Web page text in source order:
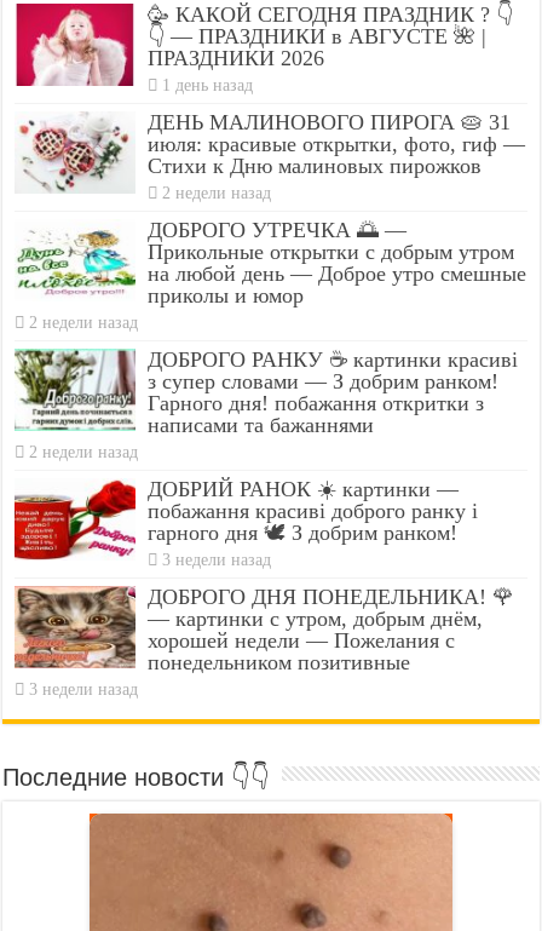
🥳 КАКОЙ СЕГОДНЯ ПРАЗДНИК ? 👇
👇 — ПРАЗДНИКИ в АВГУСТЕ 🌺 |
ПРАЗДНИКИ 2026
1 день назад
ДЕНЬ МАЛИНОВОГО ПИРОГА 🥧 31
июля: красивые открытки, фото, гиф —
Стихи к Дню малиновых пирожков
2 недели назад
ДОБРОГО УТРЕЧКА 🌅 —
Прикольные открытки с добрым утром
на любой день — Доброе утро смешные
приколы и юмор
2 недели назад
ДОБРОГО РАНКУ ☕ картинки красиві
з супер словами — З добрим ранком!
Гарного дня! побажання откритки з
написами та бажаннями
2 недели назад
ДОБРИЙ РАНОК ☀️ картинки —
побажання красиві доброго ранку і
гарного дня 🕊️ З добрим ранком!
3 недели назад
ДОБРОГО ДНЯ ПОНЕДЕЛЬНИКА! 🌹
— картинки с утром, добрым днём,
хорошей недели — Пожелания с
понедельником позитивные
3 недели назад
Последние новости 👇👇